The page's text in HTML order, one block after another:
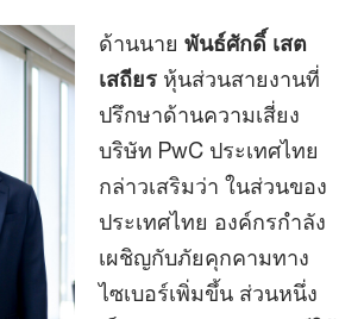
ด้านนาย พันธ์ศักดิ์ เสต
เสถียร หุ้นส่วนสายงานที่
ปรึกษาด้านความเสี่ยง
บริษัท PwC ประเทศไทย
กล่าวเสริมว่า ในส่วนของ
ประเทศไทย องค์กรกำลัง
เผชิญกับภัยคุกคามทาง
ไซเบอร์เพิ่มขึ้น ส่วนหนึ่ง